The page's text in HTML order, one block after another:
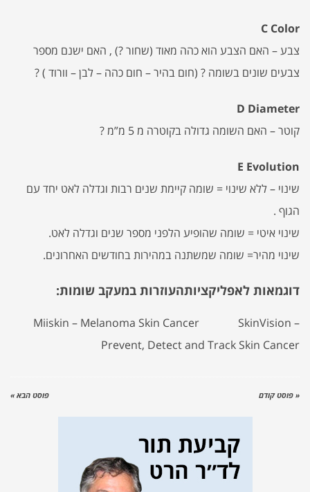
C Color
צבע – האם הצבע הוא כהה מאוד (שחור ?) , האם ישנם מספר
צבעים שונים בשומה ? (חום בהיר – חום כהה – לבן – וורוד ) ?
D Diameter
קוטר – האם השומה גדולה בקוטרה מ 5 מ”מ ?
E Evolution
שינוי – ללא שינוי = שומה קיימת שנים רבות וגדלה לאט יחד עם
הגוף .
שינוי איטי = שומה שהופיע הלפני מספר שנים וגדלה לאט.
שינוי מהיר= שומה שמשתנה במהירות בחודשים האחרונים.
דוגמאות לאפליקציותהעוזרות במעקב שומות:
Miiskin – Melanoma Skin Cancer
SkinVision –
Prevent, Detect and Track Skin Cancer
« פוסט קודם פוסט הבא »